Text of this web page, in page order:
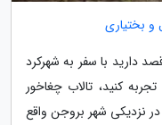
و بختیاری
دارید با سفر به شهرکرد
کنید، تالاب چغاخور
نزدیکی شهر بروجن واقع